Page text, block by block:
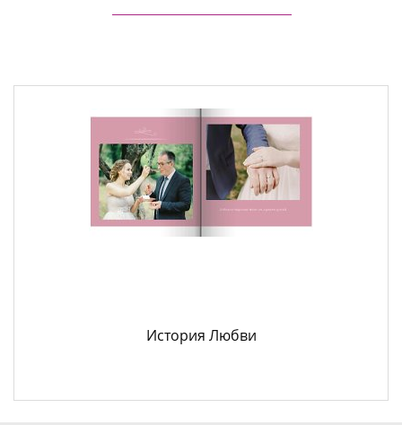
История Любви